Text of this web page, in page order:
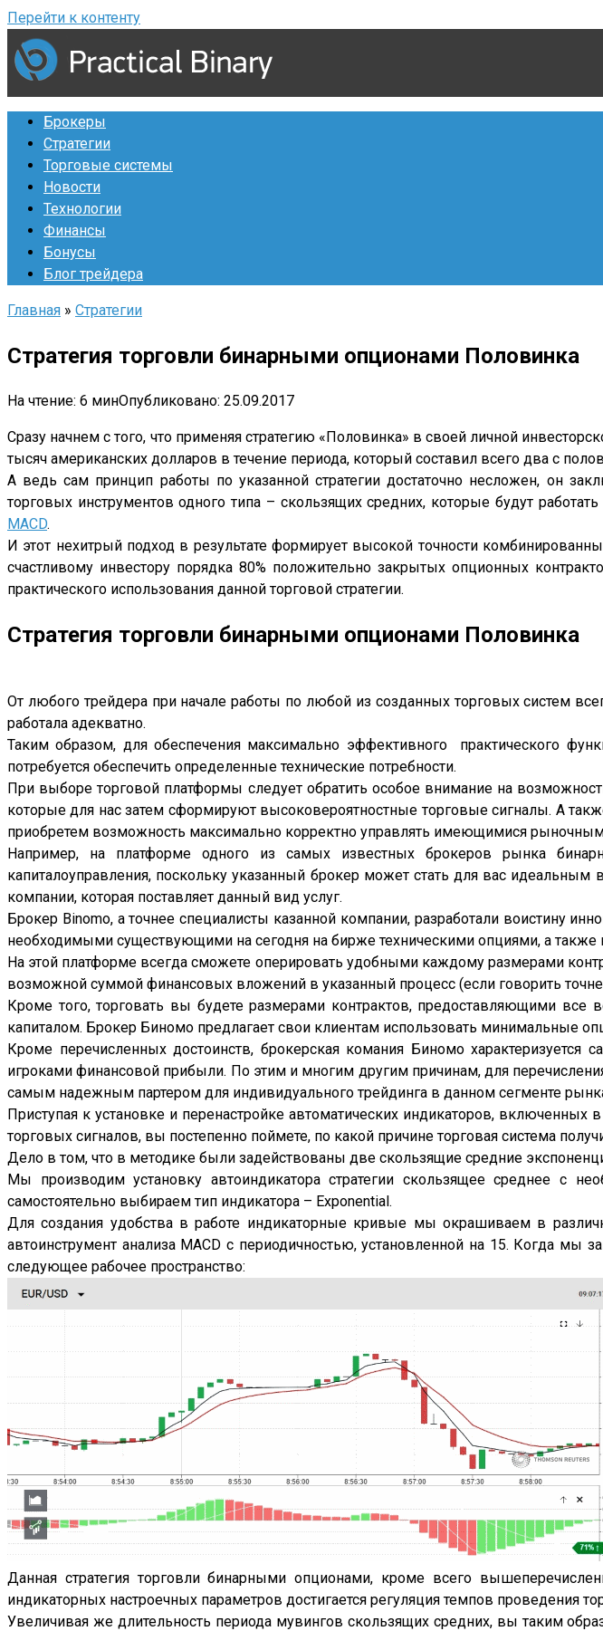
Перейти к контенту
Брокеры
Стратегии
Торговые системы
Новости
Технологии
Финансы
Бонусы
Блог трейдера
Главная » Стратегии
Стратегия торговли бинарными опционами Половинка
На чтение: 6 минОпубликовано: 25.09.2017
Сразу начнем с того, что применяя стратегию «Половинка» в своей личной
тысяч американских долларов в течение периода, который составил всего два с
А ведь сам принцип работы по указанной стратегии достаточно несложен, он
торговых инструментов одного типа – скользящих средних, которые будут
MACD.
И этот нехитрый подход в результате формирует высокой точности
счастливому инвестору порядка 80% положительно закрытых опционных
практического использования данной торговой стратегии.
Стратегия торговли бинарными опционами Половинка
От любого трейдера при начале работы по любой из созданных торговых систем
работала адекватно.
Таким образом, для обеспечения максимально эффективного практического
потребуется обеспечить определенные технические потребности.
При выборе торговой платформы следует обратить особое внимание на
которые для нас затем сформируют высоковероятностные торговые сигналы. А
приобретем возможность максимально корректно управлять имеющимися
Например, на платформе одного из самых известных брокеров рынка
капиталоуправления, поскольку указанный брокер может стать для вас
компании, которая поставляет данный вид услуг.
Брокер Binomo, а точнее специалисты казанной компании, разработали воистину
необходимыми существующими на сегодня на бирже техническими опциями, а
На этой платформе всегда сможете оперировать удобными каждому размерами
возможной суммой финансовых вложений в указанный процесс (если говорить
Кроме того, торговать вы будете размерами контрактов, предоставляющими
капиталом. Брокер Биномо предлагает свои клиентам использовать минимальные
Кроме перечисленных достоинств, брокерская комания Биномо
игроками финансовой прибыли. По этим и многим другим причинам, для
самым надежным партером для индивидуального трейдинга в данном сегменте
Приступая к установке и перенастройке автоматических индикаторов,
торговых сигналов, вы постепенно поймете, по какой причине торговая система
Дело в том, что в методике были задействованы две скользящие средние
Мы производим установку автоиндикатора стратегии скользящее среднее
самостоятельно выбираем тип индикатора – Exponential.
Для создания удобства в работе индикаторные кривые мы окрашиваем в
автоинструмент анализа MACD с периодичностью, установленной на 15. Когда
следующее рабочее пространство:
Данная стратегия торговли бинарными опционами, кроме всего
индикаторных настроечных параметров достигается регуляция темпов проведения
Увеличивая же длительность периода мувингов скользящих средних, вы таким